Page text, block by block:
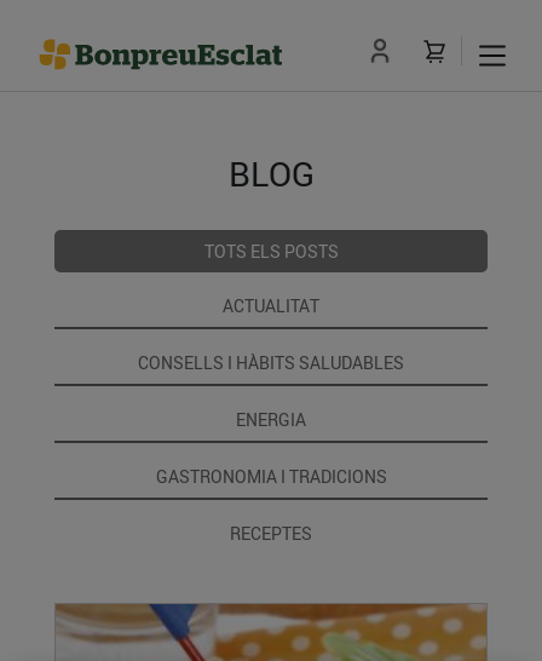
BLOG
TOTS ELS POSTS
ACTUALITAT
CONSELLS I HÀBITS SALUDABLES
ENERGIA
GASTRONOMIA I TRADICIONS
RECEPTES